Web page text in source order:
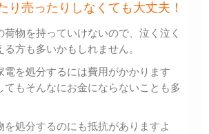
り売ったりしなくても大丈夫！
荷物を持っていけないので、泣く泣く
方も多いかもしれません。
電を処分するには費用がかかります
てもそんなにお金にならないことも多
を処分するのにも抵抗がありますよ